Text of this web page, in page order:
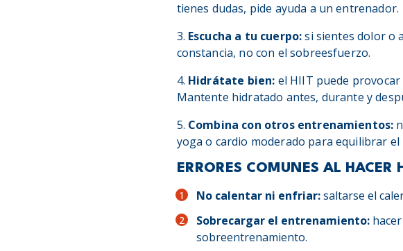
tienes dudas, pide ayuda a un entrenador.
3. Escucha a tu cuerpo:si sientes dolor o
constancia, no con el sobreesfuerzo.
4. Hidrátate bien: el HIIT puede
Mantente hidratado antes, durante y
5. Combina con otros entrenamientos:
yoga o cardio moderado para equilibrar
ERRORES COMUNES AL HACER
No calentar ni enfriar:saltarse el
Sobrecargar el entrenamiento:hacer
sobreentrenamiento.